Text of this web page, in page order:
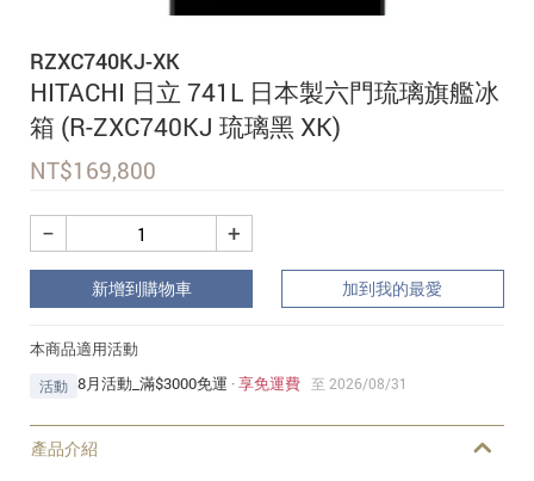
RZXC740KJ-XK
HITACHI 日立 741L 日本製六門琉璃旗艦冰
箱 (R-ZXC740KJ 琉璃黑 XK)
NT$169,800
+
−
新增到購物車 加到我的最愛
本商品適用活動
活動 8月活動_滿$3000免運 ·享免運費 至 2026/08/31
產品介紹
加入 JARVIS VIP